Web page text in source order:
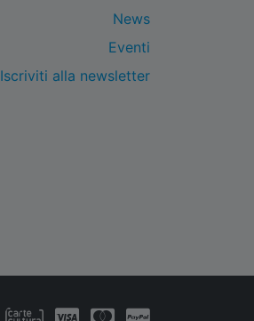
News
Eventi
Iscriviti alla newsletter